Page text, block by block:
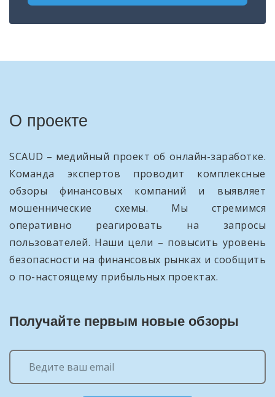
О проекте
SCAUD – медийный проект об онлайн-заработке.
Команда экспертов проводит комплексные
обзоры финансовых компаний и выявляет
мошеннические схемы. Мы стремимся
оперативно реагировать на запросы
пользователей. Наши цели – повысить уровень
безопасности на финансовых рынках и сообщить
о по-настоящему прибыльных проектах.
Получайте первым новые обзоры